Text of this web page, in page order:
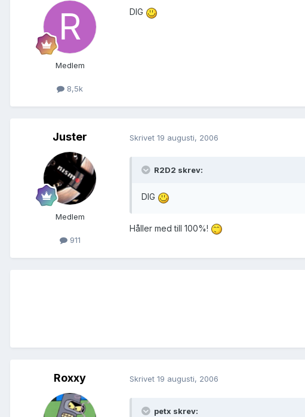
Medlem
8,5k
DIG
Juster
Medlem
911
Skrivet 19 augusti, 2006
R2D2 skrev:
DIG
Håller med till 100%!
Roxxy Skrivet 19 augusti, 2006
petx skrev: